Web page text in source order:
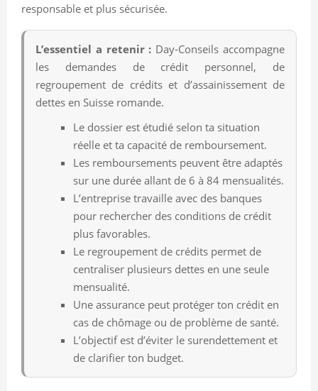
responsable et plus sécurisée.
L’essentiel a retenir : Day-Conseils accompagne
les demandes de crédit personnel, de
regroupement de crédits et d’assainissement de
dettes en Suisse romande.
Le dossier est étudié selon ta situation
réelle et ta capacité de remboursement.
Les remboursements peuvent être adaptés
sur une durée allant de 6 à 84 mensualités.
L’entreprise travaille avec des banques
pour rechercher des conditions de crédit
plus favorables.
Le regroupement de crédits permet de
centraliser plusieurs dettes en une seule
mensualité.
Une assurance peut protéger ton crédit en
cas de chômage ou de problème de santé.
L’objectif est d’éviter le surendettement et
de clarifier ton budget.